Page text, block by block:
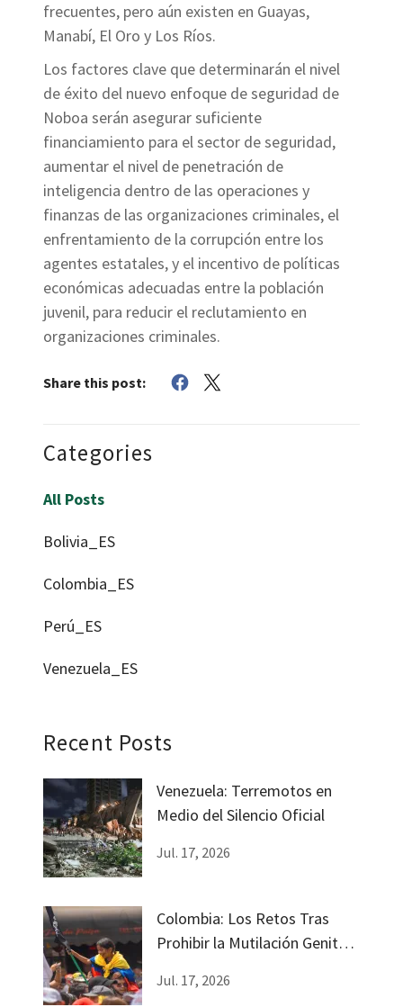
frecuentes, pero aún existen en Guayas,
Manabí, El Oro y Los Ríos.
Los factores clave que determinarán el nivel
de éxito del nuevo enfoque de seguridad de
Noboa serán asegurar suficiente
financiamiento para el sector de seguridad,
aumentar el nivel de penetración de
inteligencia dentro de las operaciones y
finanzas de las organizaciones criminales, el
enfrentamiento de la corrupción entre los
agentes estatales, y el incentivo de políticas
económicas adecuadas entre la población
juvenil, para reducir el reclutamiento en
organizaciones criminales.
Share this post:
Categories
All Posts
Bolivia_ES
Colombia_ES
Perú_ES
Venezuela_ES
Recent Posts
Venezuela: Terremotos en
Medio del Silencio Oficial
Jul. 17, 2026
Colombia: Los Retos Tras
Prohibir la Mutilación Genital
Jul. 17, 2026